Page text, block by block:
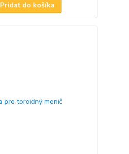
Pridať do košíka